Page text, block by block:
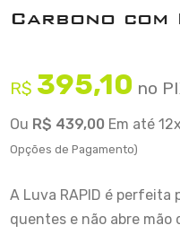
Carbono
R$ 395,10 no
Ou R$ 439,00 Em até
Opções de Pagamento)
A Luva RAPID é perfeita
quentes e não abre